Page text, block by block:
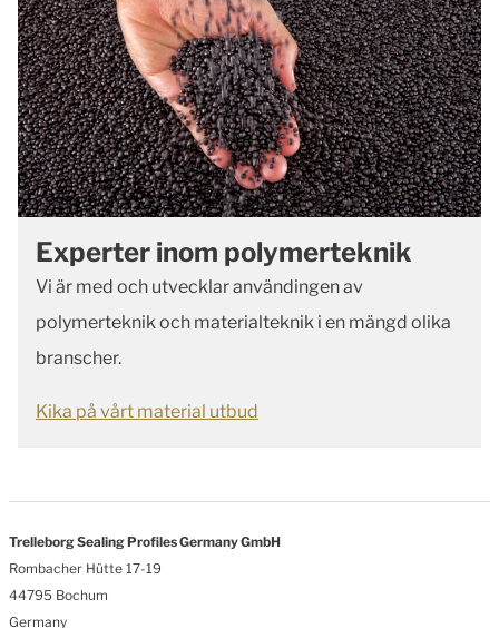
Experter inom polymerteknik
Vi är med och utvecklar användingen av
polymerteknik och materialteknik i en mängd olika
branscher.
Kika på vårt material utbud
Trelleborg Sealing Profiles Germany GmbH
Rombacher Hütte 17-19
44795 Bochum
Germany